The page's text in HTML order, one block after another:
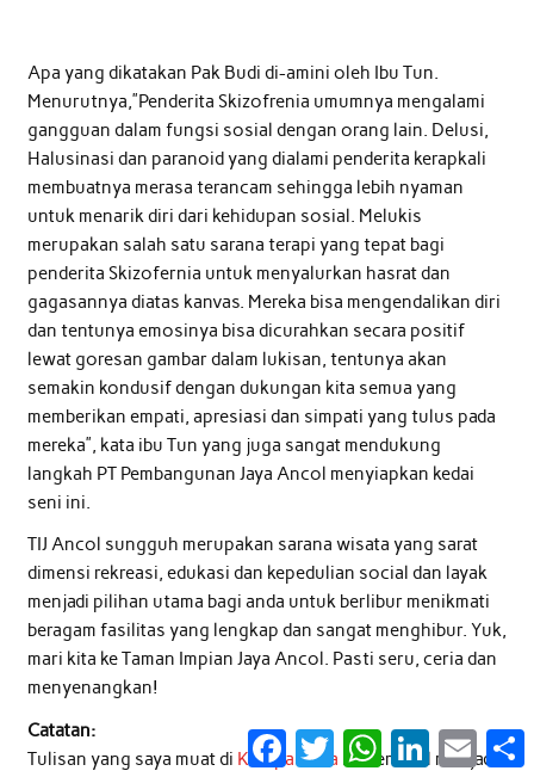
Apa yang dikatakan Pak Budi di-amini oleh Ibu Tun.
Menurutnya,”Penderita Skizofrenia umumnya mengalami
gangguan dalam fungsi sosial dengan orang lain. Delusi,
Halusinasi dan paranoid yang dialami penderita kerapkali
membuatnya merasa terancam sehingga lebih nyaman
untuk menarik diri dari kehidupan sosial. Melukis
merupakan salah satu sarana terapi yang tepat bagi
penderita Skizofernia untuk menyalurkan hasrat dan
gagasannya diatas kanvas. Mereka bisa mengendalikan diri
dan tentunya emosinya bisa dicurahkan secara positif
lewat goresan gambar dalam lukisan, tentunya akan
semakin kondusif dengan dukungan kita semua yang
memberikan empati, apresiasi dan simpati yang tulus pada
mereka”, kata ibu Tun yang juga sangat mendukung
langkah PT Pembangunan Jaya Ancol menyiapkan kedai
seni ini.
TIJ Ancol sungguh merupakan sarana wisata yang sarat
dimensi rekreasi, edukasi dan kepedulian social dan layak
menjadi pilihan utama bagi anda untuk berlibur menikmati
beragam fasilitas yang lengkap dan sangat menghibur. Yuk,
mari kita ke Taman Impian Jaya Ancol. Pasti seru, ceria dan
menyenangkan!
Catatan:
Tulisan yang saya muat di Kompasiana ini berhasil menjadi
Facebook
Twitter WhatsApp
LinkedInEmail